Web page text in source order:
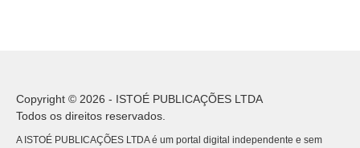
Copyright © 2026 - ISTOÉ PUBLICAÇÕES LTDA
Todos os direitos reservados.
A ISTOÉ PUBLICAÇÕES LTDA é um portal digital independente e sem